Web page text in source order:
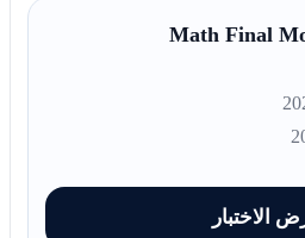
Math Final
الاختبار